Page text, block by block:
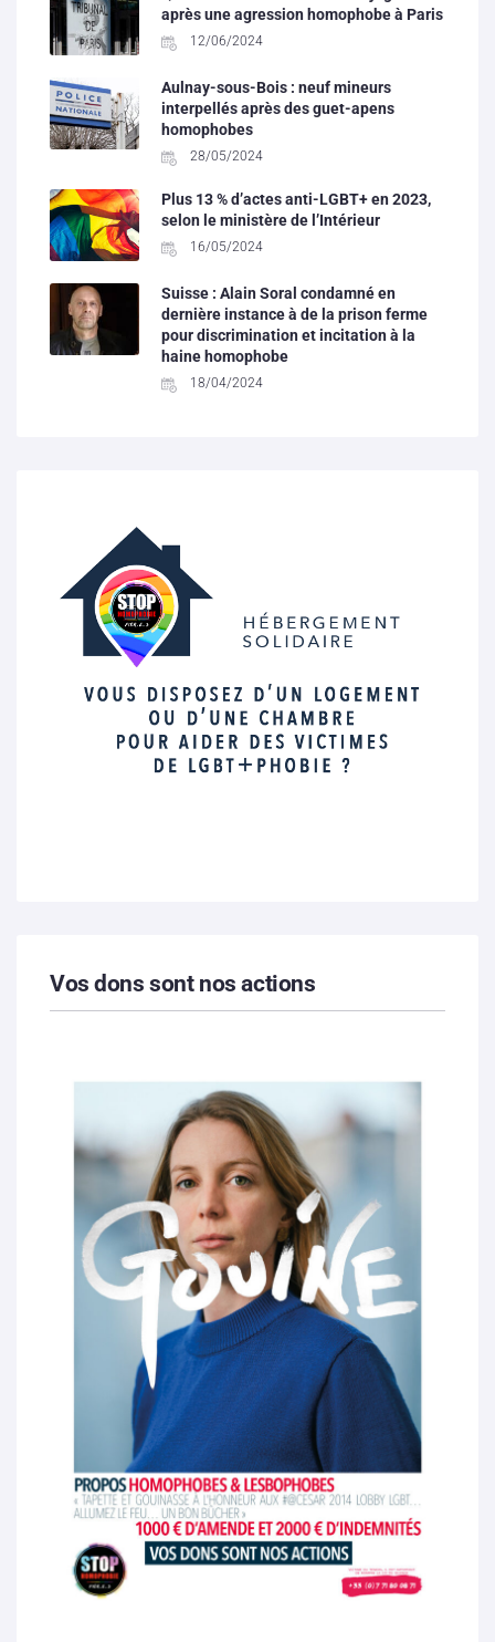
après une agression homophobe à Paris
12/06/2024
Aulnay-sous-Bois : neuf mineurs
interpellés après des guet-apens
homophobes
28/05/2024
Plus 13 % d’actes anti-LGBT+ en 2023,
selon le ministère de l’Intérieur
16/05/2024
Suisse : Alain Soral condamné en
dernière instance à de la prison ferme
pour discrimination et incitation à la
haine homophobe
18/04/2024
Vos dons sont nos actions